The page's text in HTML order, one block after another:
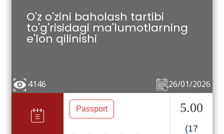
O'z o'zini baholash tartibi
to'g'risidagi ma'lumotlarning
e'lon qilinishi
26/01/2026
4146
Passport 5.00
(17